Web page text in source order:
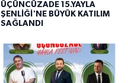
ÜÇÜNCÜZADE 15.YAYLA
ŞENLİĞİ'NE BÜYÜK KATILIM
SAĞLANDI